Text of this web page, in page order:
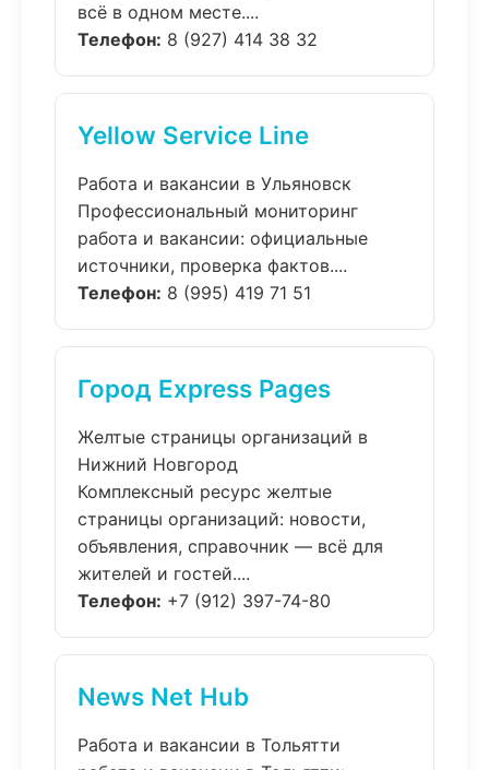
всё в одном месте....
Телефон: 8 (927) 414 38 32
Yellow Service Line
Работа и вакансии в Ульяновск
Профессиональный мониторинг
работа и вакансии: официальные
источники, проверка фактов....
Телефон: 8 (995) 419 71 51
Город Express Pages
Желтые страницы организаций в
Нижний Новгород
Комплексный ресурс желтые
страницы организаций: новости,
объявления, справочник — всё для
жителей и гостей....
Телефон: +7 (912) 397-74-80
News Net Hub
Работа и вакансии в Тольятти